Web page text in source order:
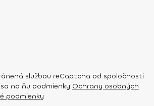
službou reCaptcha od spoločnosti
na ňu podmienky Ochrany osobných
podmienky